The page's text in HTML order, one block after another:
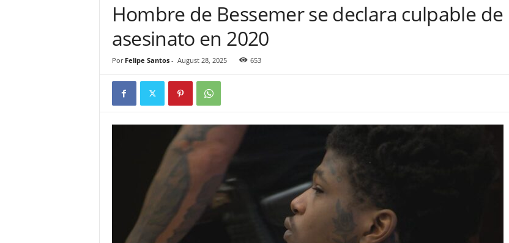
r
d
Hombre de Bessemer se declara culpable de
asesinato en 2020
Por Felipe Santos- August 28, 2025 653